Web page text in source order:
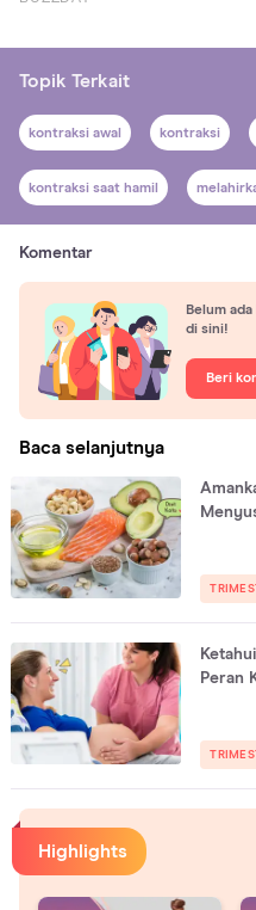
Topik Terkait
kontraksi awal kontraksi
kontraksi saat hamil
Komentar
Belum
di sini!
Beri
Baca selanjutnya
Peran
Highlights